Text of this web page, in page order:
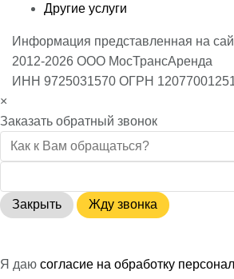
Другие услуги
Информация представленная на
2012-2026 ООО МосТрансАренда
ИНН 9725031570 ОГРН
×
Заказать обратный звонок
Закрыть Жду звонка
Я даю согласие на обработку